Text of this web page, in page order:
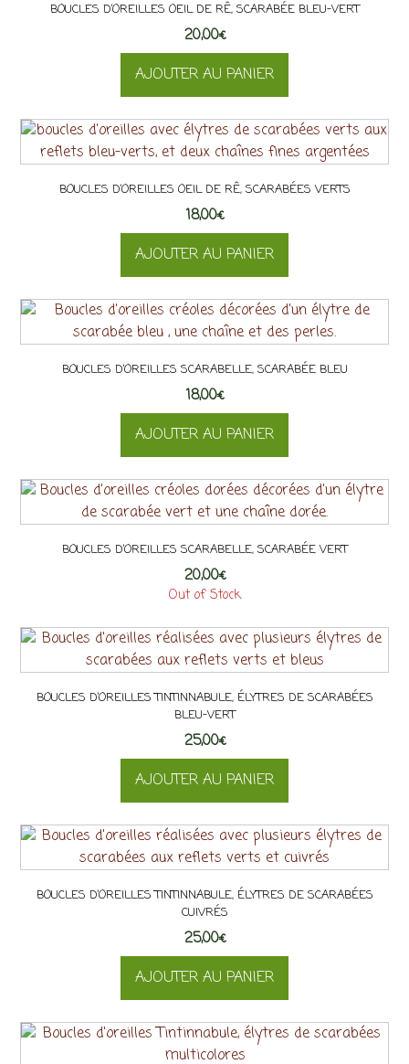
BOUCLES D’OREILLES OEIL DE RÊ, SCARABÉE BLEU-VERT
20,00€
AJOUTER AU PANIER
BOUCLES D’OREILLES OEIL DE RÊ, SCARABÉES VERTS
18,00€
AJOUTER AU PANIER
BOUCLES D’OREILLES SCARABELLE, SCARABÉE BLEU
18,00€
AJOUTER AU PANIER
BOUCLES D’OREILLES SCARABELLE, SCARABÉE VERT
20,00€
Out of Stock
BOUCLES D’OREILLES TINTINNABULE, ÉLYTRES DE SCARABÉES
BLEU-VERT
25,00€
AJOUTER AU PANIER
BOUCLES D’OREILLES TINTINNABULE, ÉLYTRES DE SCARABÉES
CUIVRÉS
25,00€
AJOUTER AU PANIER